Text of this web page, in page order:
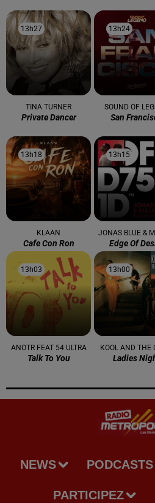
13h27
13h27
TINA TURNER
Private Dancer
13h24
13h24
SOUND OF
San
13h18
13h18
KLAAN
Cafe Con Ron
13h15
13h15
JONAS BLUE &
Edge Of
13h03
13h03
ANOTR FEAT 54 ULTRA
Talk To You
13h00
13h00
KOOL AND THE
Ladies
NEWS PODCASTS
PARTICIPEZ